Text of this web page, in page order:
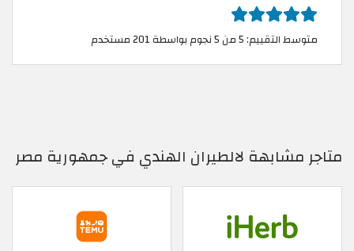
متوسط التقييم: 5 من 5 نجوم بواسطة 201 مستخدم
متاجر مشابهة لالطيران الهندي في جمهورية مصر